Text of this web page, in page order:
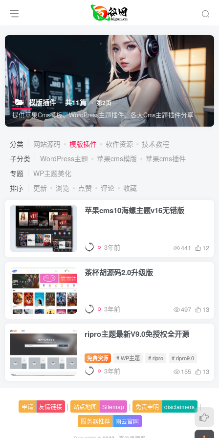
模版插件 共11篇 第2页
提供苹果Cms模板、WordPress主题插件、各大Cms主题插件分享
分类 网站源码 模版插件 软件资源
技术教程
子分类
WordPress主题 苹果cms模版
苹果cms插件
专题
WP主题美化
排序
更新 浏览 点赞 评论 收藏
苹果cms10海螺主题v16无错版
3年前 441 12
茶杯胡源码2.0升级版
3年前 497 13
ripro主题最新V9.0免授权全开源
免费资源 # WP主题 # ripro # ripro9.0
3年前 155 13
申请 友情链接 | 站点地图 Sitemap | 免责申明 disclaimers |
服务器推荐 雨云官网